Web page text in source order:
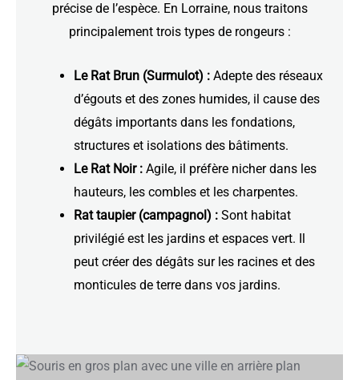
précise de l’espèce. En Lorraine, nous traitons
principalement trois types de rongeurs :
Le Rat Brun (Surmulot) : Adepte des réseaux
d’égouts et des zones humides, il cause des
dégâts importants dans les fondations,
structures et isolations des bâtiments.
Le Rat Noir : Agile, il préfère nicher dans les
hauteurs, les combles et les charpentes.
Rat taupier (campagnol) : Sont habitat
privilégié est les jardins et espaces vert. Il
peut créer des dégâts sur les racines et des
monticules de terre dans vos jardins.